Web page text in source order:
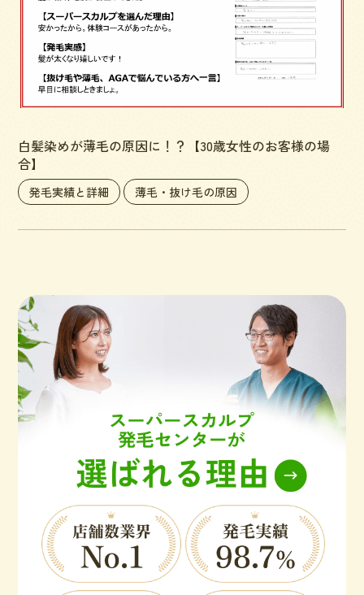
白髪染めが薄毛の原因に！？【30歳女性のお客様の場
合】
発毛実績と詳細 薄毛・抜け毛の原因